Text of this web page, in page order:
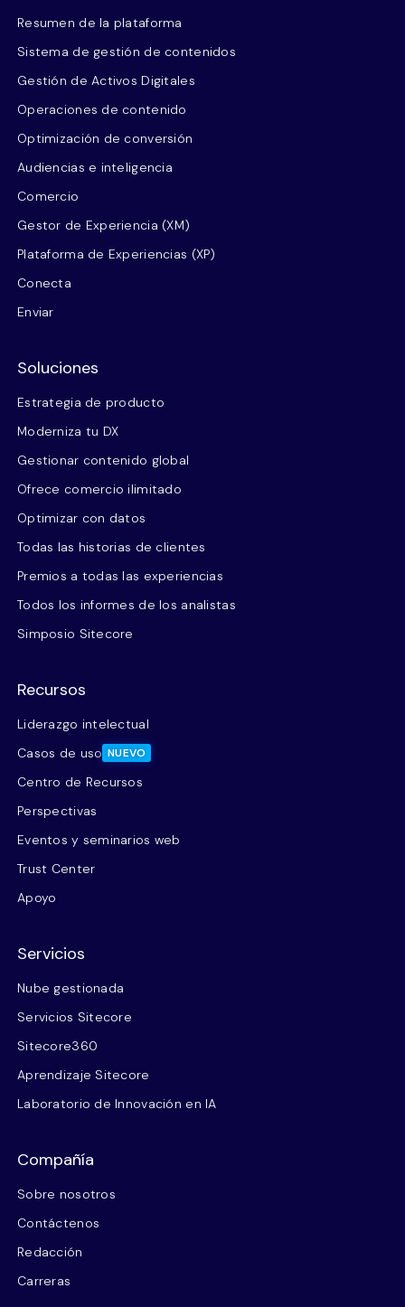
Resumen de la plataforma
Sistema de gestión de contenidos
Gestión de Activos Digitales
Operaciones de contenido
Optimización de conversión
Audiencias e inteligencia
Comercio
Gestor de Experiencia (XM)
Plataforma de Experiencias (XP)
Conecta
Enviar
Soluciones
Estrategia de producto
Moderniza tu DX
Gestionar contenido global
Ofrece comercio ilimitado
Optimizar con datos
Todas las historias de clientes
Premios a todas las experiencias
Todos los informes de los analistas
Simposio Sitecore
Recursos
Liderazgo intelectual
Casos de uso NUEVO
Centro de Recursos
Perspectivas
Eventos y seminarios web
Trust Center
Apoyo
Servicios
Nube gestionada
Servicios Sitecore
Sitecore360
Aprendizaje Sitecore
Laboratorio de Innovación en IA
Compañía
Sobre nosotros
Contáctenos
Redacción
Carreras